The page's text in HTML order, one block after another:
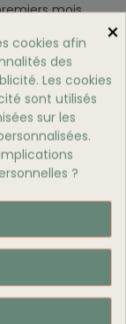
mois
durant les
chaton.
Et Du
pour faire
des éléments
:
les
du cœur, à
×
cookies afin
des
Les cookies
sont utilisés
sur les
?